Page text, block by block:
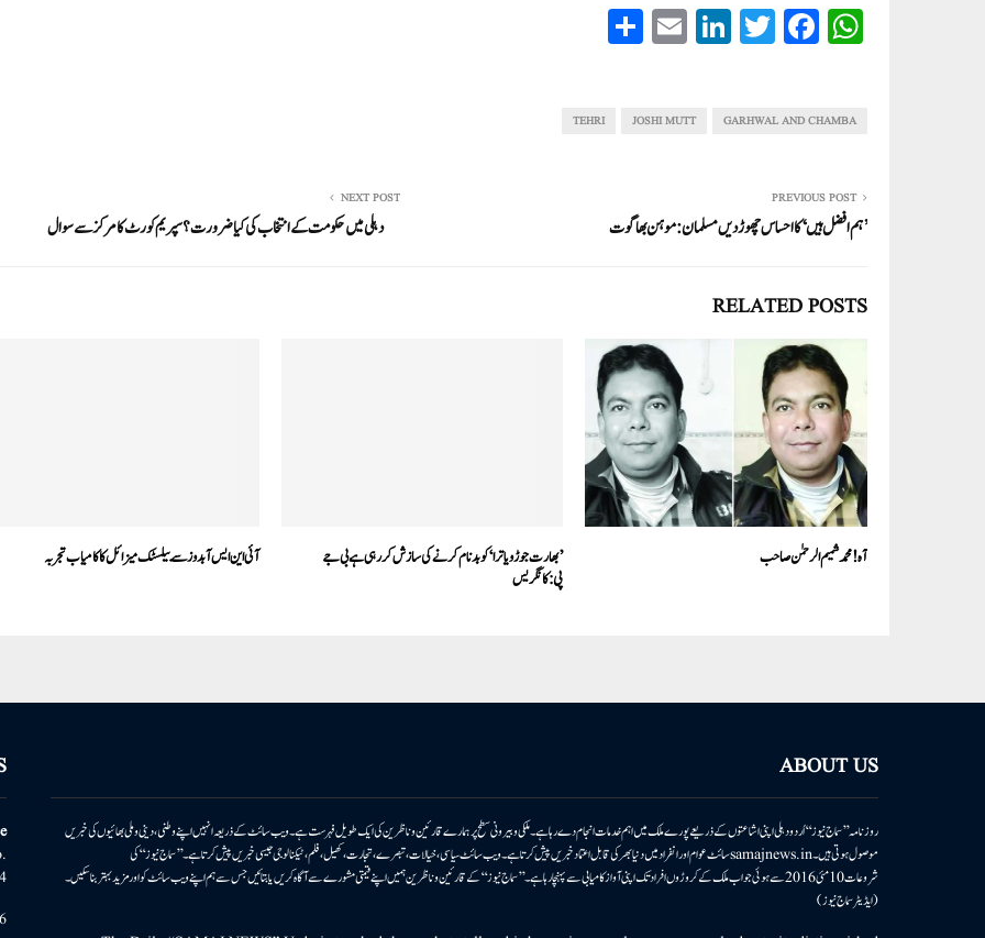
W
ha
A
Fa
ce
ok
T
wi
r
Li
nk
In
E
m
GARHWAL AND CHAMBA
JOSHI MUTT
TEHRI
PREVIOUS POST
’ہم افضل ہیں‘ کا احساس چھوڑ دیں مسلمان: موہن بھاگوت
NEXT POST
دہلی میں حکومت کے انتخاب کی کیا ضرورت؟ سپریم کورٹ کا مرکز سے سوال
RELATED POSTS
آہ! محمد شمیم الرحمٰن صاحب
’بھارت جوڑو یاترا‘ کو بدنام کرنے کی سازش کررہی ہے بی جے
پی:کانگریس
آئی این ایس آبدوز سے بیلسٹک میزائل کا کامیاب تجربہ
ABOUT US
روزنامہ ’’سماج نیوز‘‘ اُردو دہلی اپنی اشاعتوں کے ذریعے پورے ملک میں اہم خدمات انجام دے رہا ہے۔ ملکی وبیرونی سطح پر ہمارے قارئین وناظرین کی ایک طویل فہرست ہے۔ ویب سائٹ کے ذریعہ انہیں اپنے وطنی، دینی وملی بھائیوں کی خبریں
موصول ہوتی ہیں۔samajnews.inسائٹ عوام اور انفراد میں دنیا بھر کی قابل اعتماد خبریں پیش کرتا ہے۔ ویب سائٹ سیاسی، خیالات، تبصرے، تجارت، کھیل، فلم، ٹیکنالوجی جیسی خبریں پیش کرتا ہے۔ ’’سماج نیوز‘‘ کی
شروعات 10مئی 2016 سے ہوئی جو اب ملک کے کروڑوں افراد تک اپنی آواز کامیابی سے پہنچا رہا ہے۔ ’’سماج نیوز‘‘ کے قارئین وناظرین ہمیں اپنے قیمتی مشورے سے آگاہ کریں یا بتائیں جس سے ہم اپنے ویب سائٹ کو اور مزید بہتر بناسکیں۔
(ایڈیٹر سماج نیوز)